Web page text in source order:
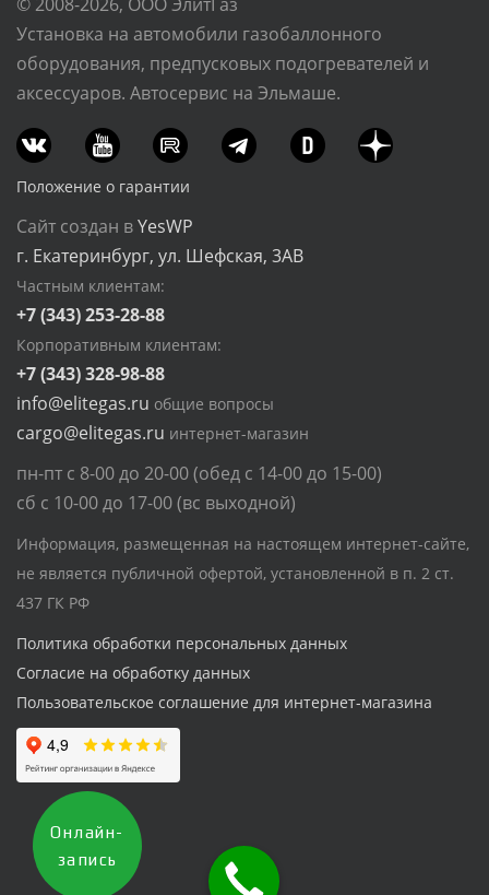
Установка на автомобили газобаллонного
оборудования, предпусковых подогревателей и
аксессуаров. Автосервис на Эльмаше.
Положение о гарантии
Сайт создан вYesWP
г. Екатеринбург, ул. Шефская, 3АВ
Частным клиентам:
+7 (343) 253-28-88
Корпоративным клиентам:
+7 (343) 328-98-88
info@elitegas.ru общие вопросы
cargo@elitegas.ru интернет-магазин
пн-пт с 8-00 до 20-00 (обед с 14-00 до 15-00)
сб с 10-00 до 17-00 (вс выходной)
Информация, размещенная на настоящем интернет-сайте,
не является публичной офертой, установленной в п. 2 ст.
437 ГК РФ
Политика обработки персональных данных
Согласие на обработку данных
Пользовательское соглашение для интернет-магазина
Онлайн-
запись